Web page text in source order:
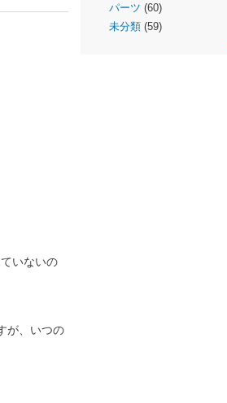
いないの
が、いつの
パーツ (60)
未分類(59)